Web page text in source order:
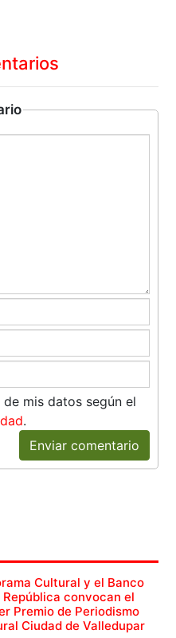
mis datos según el
.
Enviar comentario
Cultural y el Banco
República convocan el
Premio de Periodismo
Ciudad de Valledupar